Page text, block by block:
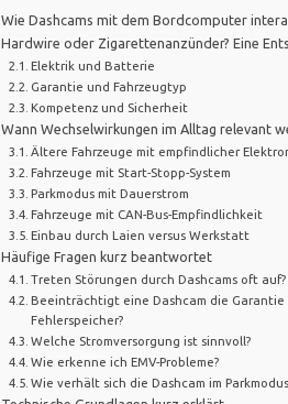
Wie Dashcams mit dem Bordcomputer
Hardwire oder Zigarettenanzünder? Eine
Elektrik und Batterie
Garantie und Fahrzeugtyp
Kompetenz und Sicherheit
Wann Wechselwirkungen im Alltag relevant
Ältere Fahrzeuge mit empfindlicher
Fahrzeuge mit Start-Stopp-System
Parkmodus mit Dauerstrom
Fahrzeuge mit CAN-Bus-Empfindlichkeit
Einbau durch Laien versus Werkstatt
Häufige Fragen kurz beantwortet
Treten Störungen durch Dashcams oft auf?
Beeinträchtigt eine Dashcam die Garantie
Fehlerspeicher?
Welche Stromversorgung ist sinnvoll?
Wie erkenne ich EMV-Probleme?
Wie verhält sich die Dashcam im